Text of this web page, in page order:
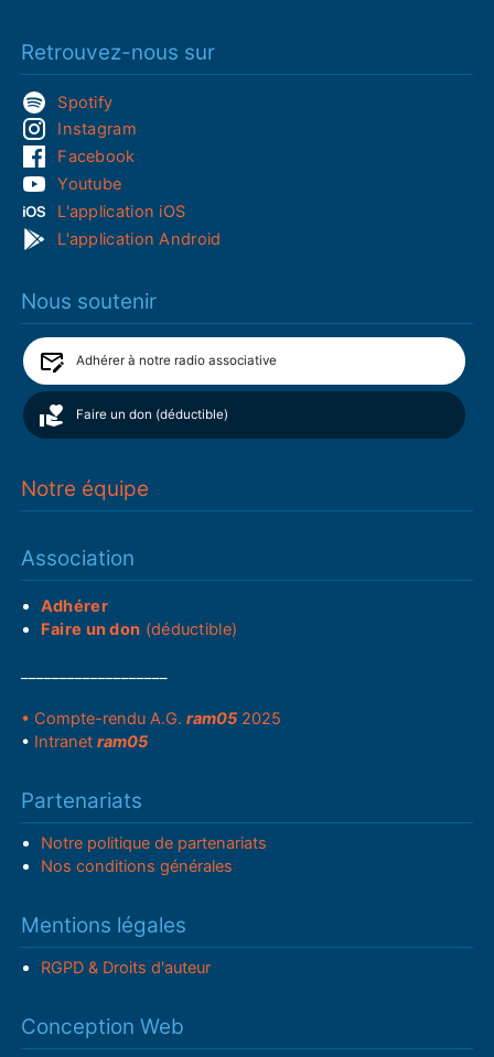
Retrouvez-nous sur
Spotify
Instagram
Facebook
Youtube
L'application iOS
L'application Android
Nous soutenir
Adhérer à notre radio associative
Faire un don (déductible)
Notre équipe
Association
Adhérer
Faire un don (déductible)
• Compte-rendu A.G.ram05 2025
• Intranetram05
Partenariats
Notre politique de partenariats
Nos conditions générales
Mentions légales
RGPD & Droits d'auteur
Conception Web